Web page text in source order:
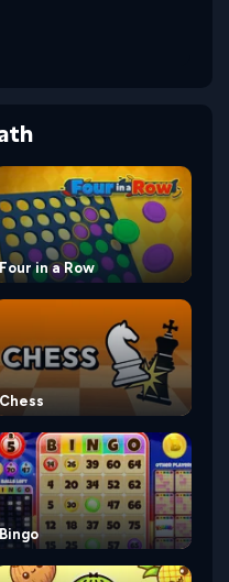
Four in a Row
Chess
Bingo